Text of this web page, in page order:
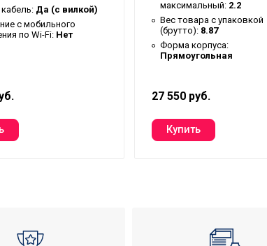
Да (с вилкой)
c мобильного
по Wi-Fi: Нет
максимальный: 2.2
Вес товара с упаковкой
(брутто): 8.87
Форма корпуса:
Прямоугольная
27 550 руб.